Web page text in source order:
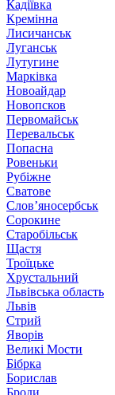
Кадіївка
Кремінна
Лисичанськ
Луганськ
Лутугине
Марківка
Новоайдар
Новопсков
Первомайськ
Перевальськ
Попасна
Ровеньки
Рубіжне
Сватове
Слов’яносербськ
Сорокине
Старобільськ
Щастя
Троїцьке
Хрустальний
Львівська область
Львів
Стрий
Яворів
Великі Мости
Бібрка
Борислав
Броди